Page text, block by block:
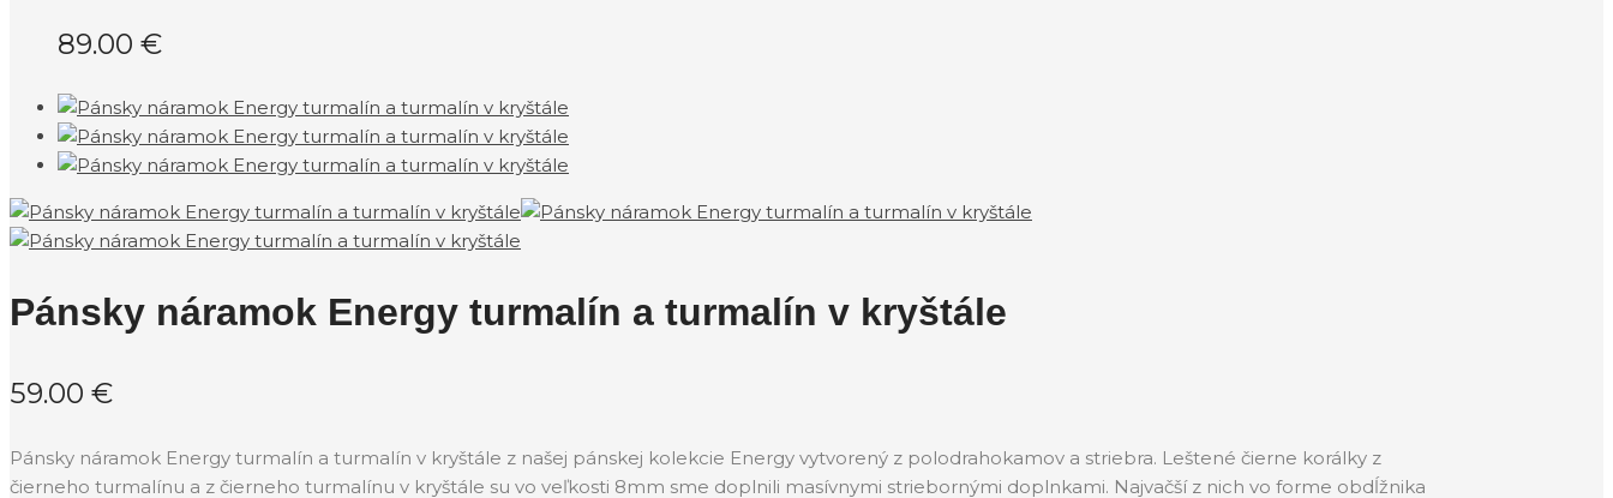
89.00 €
Pánsky náramok Energy turmalín a turmalín v kryštále
59.00 €
Pánsky náramok Energy turmalín a turmalín v kryštále z našej pánskej kolekcie Energy vytvorený z polodrahokamov a striebra. Leštené čierne korálky z
čierneho turmalínu a z čierneho turmalínu v kryštále su vo veľkosti 8mm sme doplnili masívnymi striebornými doplnkami. Najvačší z nich vo forme obdĺžnika